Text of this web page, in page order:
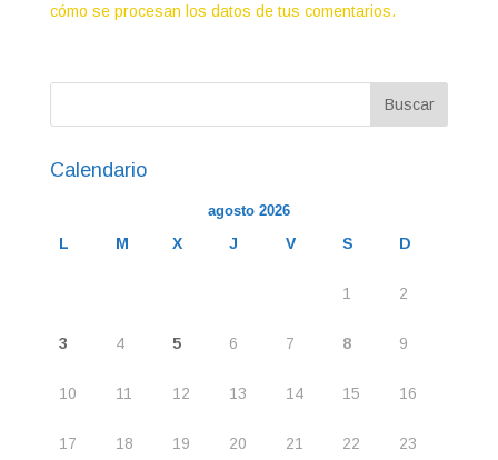
cómo se procesan los datos de tus comentarios.
Calendario
agosto 2026
L M X J V S D
1 2
3 4 5 6 7 8 9
10 11 12 13 14 15 16
17 18 19 20 21 22 23